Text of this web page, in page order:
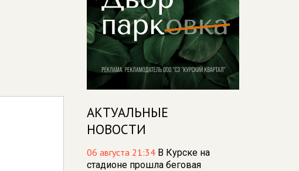
АКТУАЛЬНЫЕ
НОВОСТИ
06 августа 21:34 В Курске на
стадионе прошла беговая